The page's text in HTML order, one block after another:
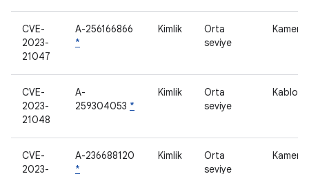
CVE-
2023-
21047
A-256166866
*
Kimlik
Orta
seviye
Kamera
CVE-
2023-
21048
A-
259304053 *
Kimlik
Orta
seviye
CVE-
2023-
A-236688120
*
Kimlik
Orta
seviye
Kamera